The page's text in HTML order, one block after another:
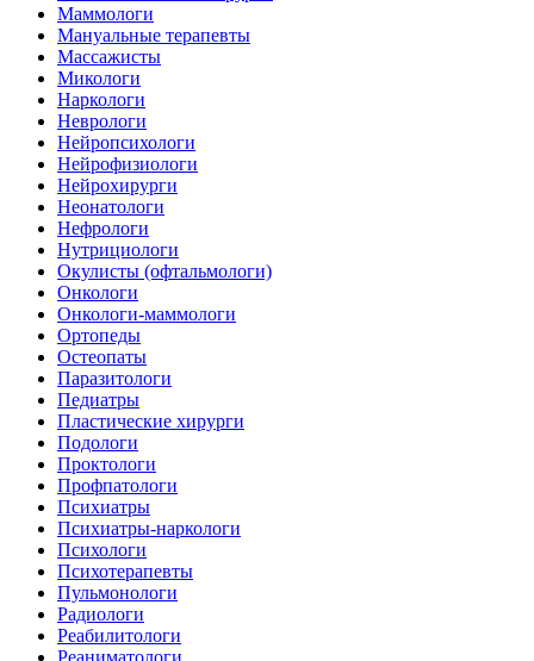
Маммологи
Мануальные терапевты
Массажисты
Микологи
Наркологи
Неврологи
Нейропсихологи
Нейрофизиологи
Нейрохирурги
Неонатологи
Нефрологи
Нутрициологи
Окулисты (офтальмологи)
Онкологи
Онкологи-маммологи
Ортопеды
Остеопаты
Паразитологи
Педиатры
Пластические хирурги
Подологи
Проктологи
Профпатологи
Психиатры
Психиатры-наркологи
Психологи
Психотерапевты
Пульмонологи
Радиологи
Реабилитологи
Реаниматологи